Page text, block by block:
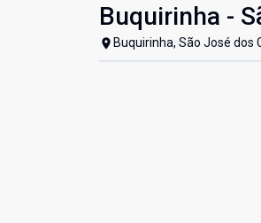
Buquirinha -
Buquirinha, São José dos